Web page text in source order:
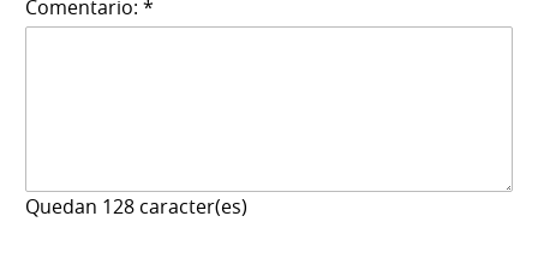
Comentario: *
Quedan 128 caracter(es)